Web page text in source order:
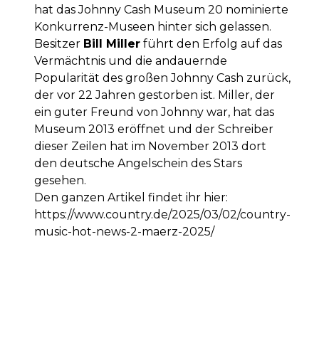
hat das Johnny Cash Museum 20 nominierte
Konkurrenz-Museen hinter sich gelassen.
Besitzer Bill Miller führt den Erfolg auf das
Vermächtnis und die andauernde
Popularität des großen Johnny Cash zurück,
der vor 22 Jahren gestorben ist. Miller, der
ein guter Freund von Johnny war, hat das
Museum 2013 eröffnet und der Schreiber
dieser Zeilen hat im November 2013 dort
den deutsche Angelschein des Stars
gesehen.
Den ganzen Artikel findet ihr hier:
https://www.country.de/2025/03/02/country-
music-hot-news-2-maerz-2025/